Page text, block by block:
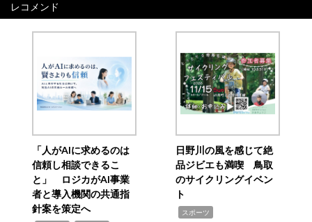
レコメンド
「人がAIに求めるのは
信頼し相談できるこ
と」 ロジカがAI事業
者と導入機関の共通指
針案を策定へ
日野川の風を感じて絶
品ジビエも満喫 鳥取
のサイクリングイベン
ト
スポーツ